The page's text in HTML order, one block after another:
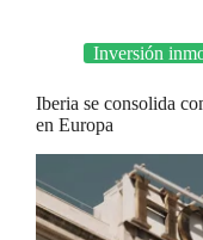
Inversión
Iberia se consolida
en Europa